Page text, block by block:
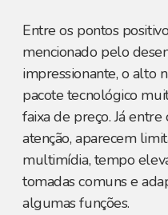
Entre os pontos
mencionado pelo
impressionante, o alto
pacote tecnológico
faixa de preço. Já
atenção, aparecem
multimídia, tempo
tomadas comuns e
algumas funções.